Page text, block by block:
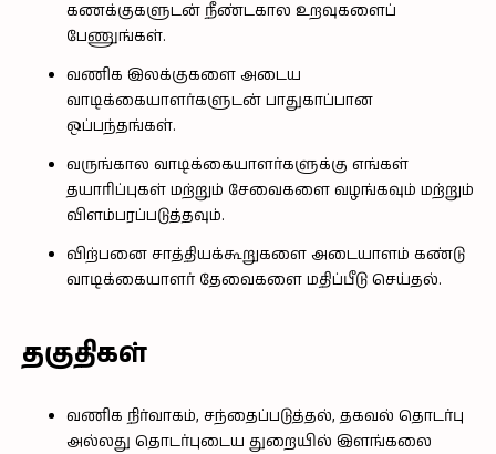
கணக்குகளுடன் நீண்டகால உறவுகளைப்
பேணுங்கள்.
வணிக இலக்குகளை அடைய
வாடிக்கையாளர்களுடன் பாதுகாப்பான
ஒப்பந்தங்கள்.
வருங்கால வாடிக்கையாளர்களுக்கு எங்கள்
தயாரிப்புகள் மற்றும் சேவைகளை வழங்கவும் மற்றும்
விளம்பரப்படுத்தவும்.
விற்பனை சாத்தியக்கூறுகளை அடையாளம் கண்டு
வாடிக்கையாளர் தேவைகளை மதிப்பீடு செய்தல்.
தகுதிகள்
வணிக நிர்வாகம், சந்தைப்படுத்தல், தகவல் தொடர்பு
அல்லது தொடர்புடைய துறையில் இளங்கலை